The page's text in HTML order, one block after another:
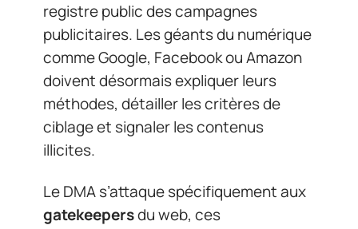
registre public des campagnes
publicitaires. Les géants du numérique
comme Google, Facebook ou Amazon
doivent désormais expliquer leurs
méthodes, détailler les critères de
ciblage et signaler les contenus
illicites.
Le DMA s’attaque spécifiquement aux
gatekeepersdu web, ces